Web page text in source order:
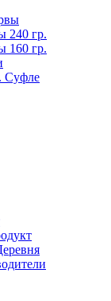
240 гр.
160 гр.
Суфле